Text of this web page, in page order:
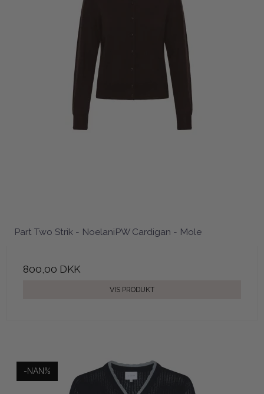
Part Two Strik - NoelaniPW Cardigan - Mole
800,00 DKK
VIS PRODUKT
-NAN%